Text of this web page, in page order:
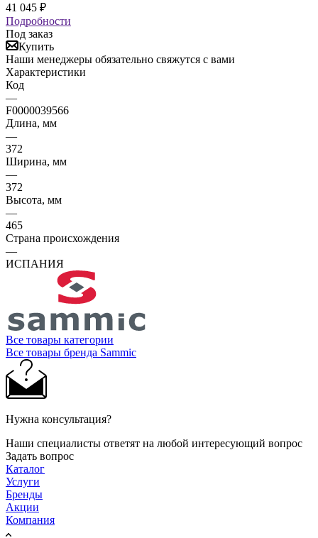
41 045 ₽
Подробности
Под заказ
Купить
Наши менеджеры обязательно свяжутся с вами
Характеристики
Код
—
F0000039566
Длина, мм
—
372
Ширина, мм
—
372
Высота, мм
—
465
Страна происхождения
—
ИСПАНИЯ
Все товары категории
Все товары бренда Sammic
Нужна консультация?
Наши специалисты ответят на любой интересующий вопрос
Задать вопрос
Каталог
Услуги
Бренды
Акции
Компания